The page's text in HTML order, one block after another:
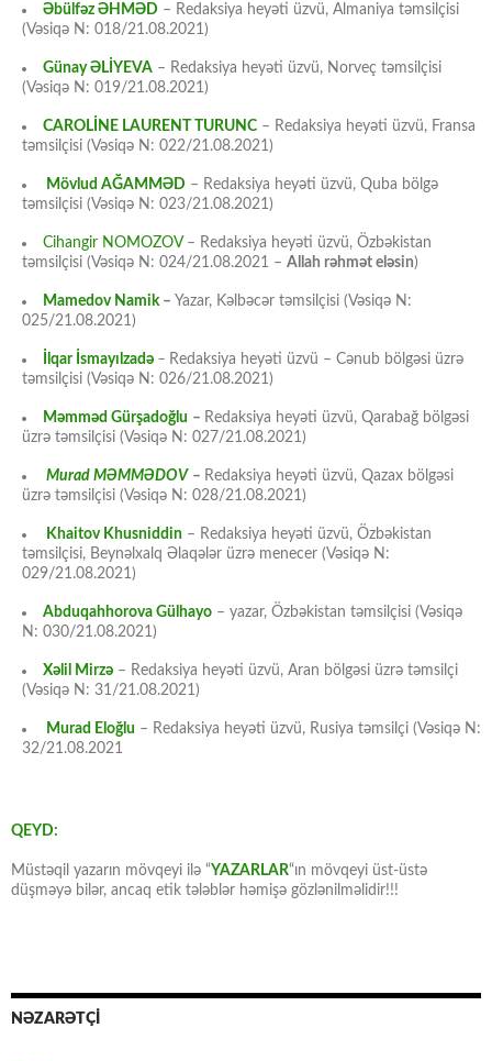
Əbülfəz ƏHMƏD – Redaksiya heyəti üzvü, Almaniya təmsilçisi
(Vəsiqə N: 018/21.08.2021)
Günay ƏLİYEVA – Redaksiya heyəti üzvü, Norveç təmsilçisi
(Vəsiqə N: 019/21.08.2021)
CAROLİNE LAURENT TURUNC – Redaksiya heyəti üzvü, Fransa
təmsilçisi (Vəsiqə N: 022/21.08.2021)
Mövlud AĞAMMƏD – Redaksiya heyəti üzvü, Quba bölgə
təmsilçisi (Vəsiqə N: 023/21.08.2021)
Cihangir NOMOZOV– Redaksiya heyəti üzvü, Özbəkistan
təmsilçisi (Vəsiqə N: 024/21.08.2021 – Allah rəhmət eləsin)
Mamedov Namik– Yazar, Kəlbəcər təmsilçisi (Vəsiqə N:
025/21.08.2021)
İlqar İsmayılzadə – Redaksiya heyəti üzvü – Cənub bölgəsi üzrə
təmsilçisi (Vəsiqə N: 026/21.08.2021)
Məmməd Gürşadoğlu – Redaksiya heyəti üzvü, Qarabağ bölgəsi
üzrə təmsilçisi (Vəsiqə N: 027/21.08.2021)
Murad MƏMMƏDOV – Redaksiya heyəti üzvü, Qazax bölgəsi
üzrə təmsilçisi (Vəsiqə N: 028/21.08.2021)
Khaitov Khusniddin – Redaksiya heyəti üzvü, Özbəkistan
təmsilçisi, Beynəlxalq Əlaqələr üzrə menecer (Vəsiqə N:
029/21.08.2021)
Abduqahhorova Gülhayo – yazar, Özbəkistan təmsilçisi (Vəsiqə
N: 030/21.08.2021)
Xəlil Mirzə – Redaksiya heyəti üzvü, Aran bölgəsi üzrə təmsilçi
(Vəsiqə N: 31/21.08.2021)
Murad Eloğlu – Redaksiya heyəti üzvü, Rusiya təmsilçi (Vəsiqə N:
32/21.08.2021
QEYD:
Müstəqil yazarın mövqeyi ilə “YAZARLAR“ın mövqeyi üst-üstə
düşməyə bilər, ancaq etik tələblər həmişə gözlənilməlidir!!!
NƏZARƏTÇİ